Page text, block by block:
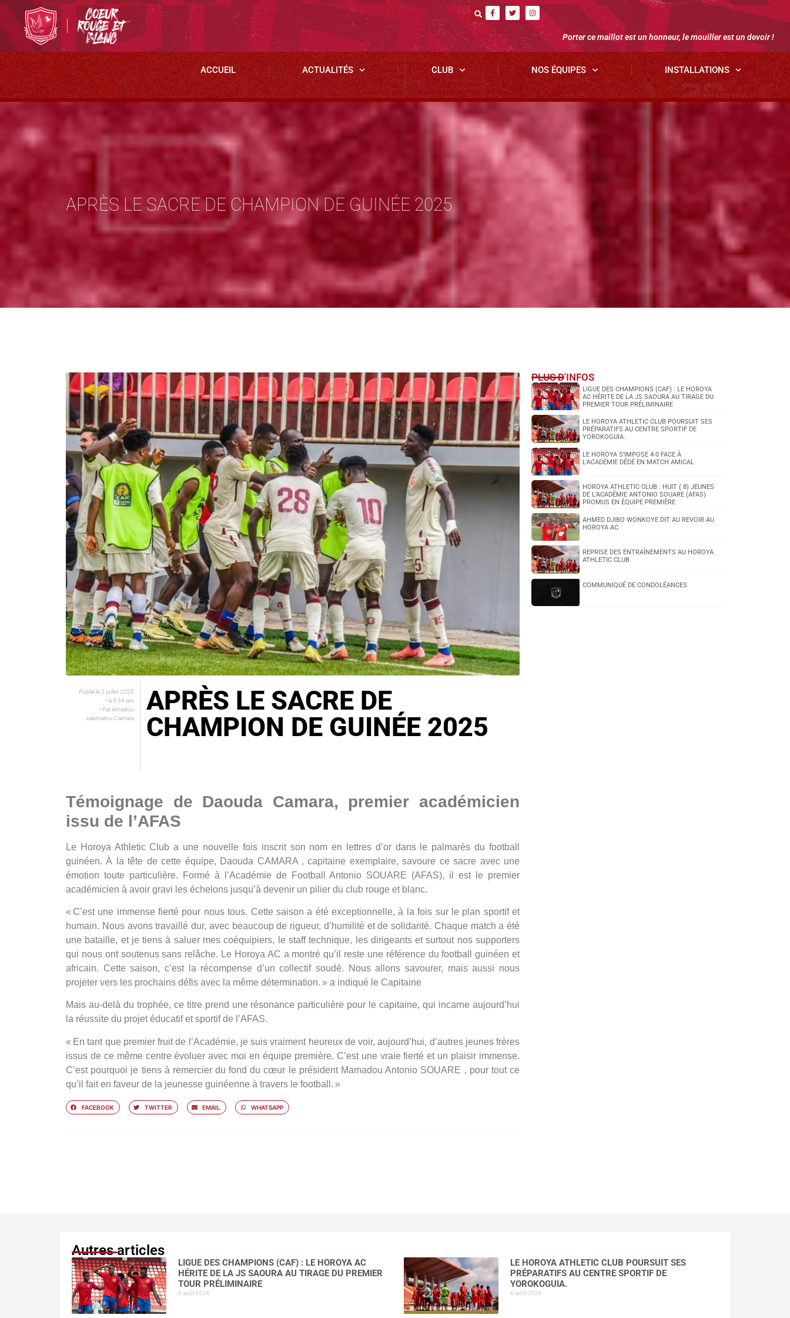
Porter ce maillot est un honneur, le mouiller est un devoir !
ACCUEIL ACTUALITÉS CLUB NOS ÉQUIPES INSTALLATIONS
APRÈS LE SACRE DE CHAMPION DE GUINÉE 2025
Publié le2 juillet 2025
• à9:34 am
• ParAmadou
salematou Camara
APRÈS LE SACRE DE
CHAMPION DE GUINÉE 2025
Témoignage de Daouda Camara, premier académicien
issu de l’AFAS
Le Horoya Athletic Club a une nouvelle fois inscrit son nom en lettres d’or dans le palmarès du football
guinéen. À la tête de cette équipe, Daouda CAMARA , capitaine exemplaire, savoure ce sacre avec une
émotion toute particulière. Formé à l’Académie de Football Antonio SOUARE (AFAS), il est le premier
académicien à avoir gravi les échelons jusqu’à devenir un pilier du club rouge et blanc.
« C’est une immense fierté pour nous tous. Cette saison a été exceptionnelle, à la fois sur le plan sportif et
humain. Nous avons travaillé dur, avec beaucoup de rigueur, d’humilité et de solidarité. Chaque match a été
une bataille, et je tiens à saluer mes coéquipiers, le staff technique, les dirigeants et surtout nos supporters
qui nous ont soutenus sans relâche. Le Horoya AC a montré qu’il reste une référence du football guinéen et
africain. Cette saison, c’est la récompense d’un collectif soudé. Nous allons savourer, mais aussi nous
projeter vers les prochains défis avec la même détermination. » a indiqué le Capitaine
Mais au-delà du trophée, ce titre prend une résonance particulière pour le capitaine, qui incarne aujourd’hui
la réussite du projet éducatif et sportif de l’AFAS.
« En tant que premier fruit de l’Académie, je suis vraiment heureux de voir, aujourd’hui, d’autres jeunes frères
issus de ce même centre évoluer avec moi en équipe première. C’est une vraie fierté et un plaisir immense.
C’est pourquoi je tiens à remercier du fond du cœur le président Mamadou Antonio SOUARE , pour tout ce
qu’il fait en faveur de la jeunesse guinéenne à travers le football. »
FACEBOOK TWITTER EMAIL WHATSAPP
PLUS D'INFOS
LIGUE DES CHAMPIONS (CAF) : LE HOROYA
AC HÉRITE DE LA JS SAOURA AU TIRAGE DU
PREMIER TOUR PRÉLIMINAIRE
LE HOROYA ATHLETIC CLUB POURSUIT SES
PRÉPARATIFS AU CENTRE SPORTIF DE
YOROKOGUIA.
LE HOROYA S’IMPOSE 4-0 FACE À
L’ACADÉMIE DÉDÉ EN MATCH AMICAL
HOROYA ATHLETIC CLUB : HUIT ( 8) JEUNES
DE L’ACADÉMIE ANTONIO SOUARE (AFAS)
PROMUS EN ÉQUIPE PREMIÈRE
AHMED DJIBO WONKOYE DIT AU REVOIR AU
HOROYA AC
REPRISE DES ENTRAÎNEMENTS AU HOROYA
ATHLETIC CLUB
COMMUNIQUÉ DE CONDOLÉANCES
Autres articles
LIGUE DES CHAMPIONS (CAF) : LE HOROYA AC
HÉRITE DE LA JS SAOURA AU TIRAGE DU PREMIER
TOUR PRÉLIMINAIRE
6 août 2026
LE HOROYA ATHLETIC CLUB POURSUIT SES
PRÉPARATIFS AU CENTRE SPORTIF DE
YOROKOGUIA.
6 août 2026